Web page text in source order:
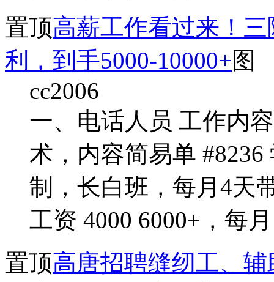
置顶高薪工作看过来！
利，到手5000-10000+图
cc2006
一、电话人员 工作内
术，内容简易单
制，长白班，每月4天
工资 4000 6000+，每
置顶高唐招聘缝纫工、